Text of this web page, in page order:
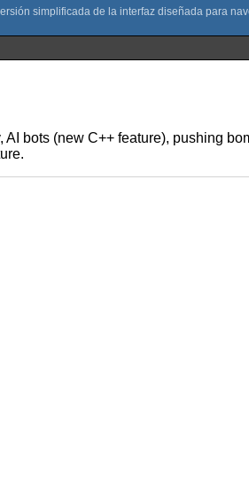
bots (new C++ feature), pushing